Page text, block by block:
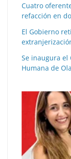
Cuatro
refacción en
El Gobierno
Se inaugura el
Humana de